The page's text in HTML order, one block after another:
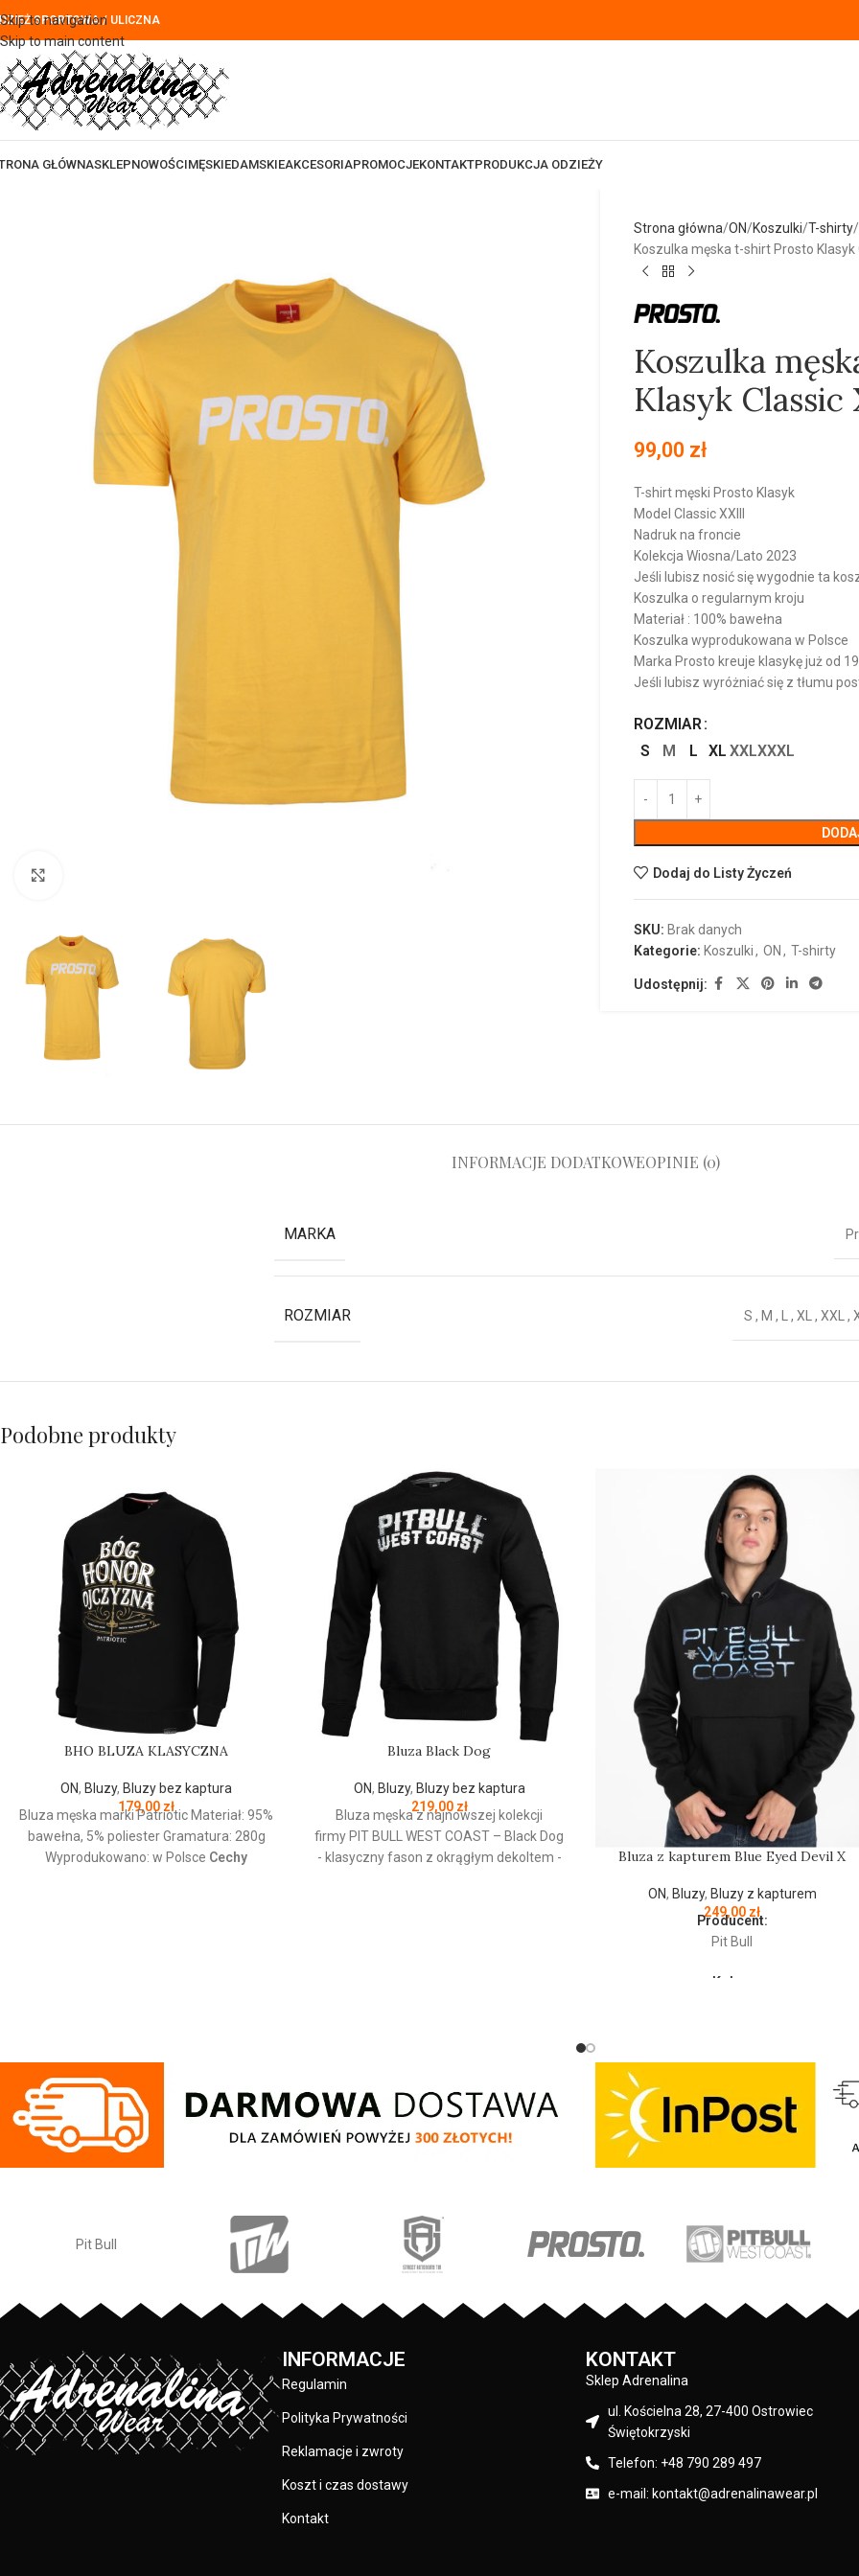
Skip to navigation
Skip to main content
SPORTOWA / ULICZNA
GŁÓWNASKLEPNOWOŚCIMĘSKIEDAMSKIEAKCESORIAPROMOCJEKONTAKTPRODUKCJA ODZIEŻY
Strona główna ON Koszulki T-shirty
Koszulka męska t-shirt Prosto Klasyk
Koszulka
Klasyk Classic
99,00 zł
T-shirt męski Prosto Klasyk
Model Classic XXIII
Nadruk na froncie
Kolekcja Wiosna/Lato 2023
Jeśli lubisz nosić się wygodnie ta
Koszulka o regularnym kroju
Materiał : 100% bawełna
Koszulka wyprodukowana w Polsce
Marka Prosto kreuje klasykę już od
Jeśli lubisz wyróżniać się z tłumu
ROZMIAR
S
M L XL XXLXXXL
Dodaj do Listy Życzeń
SKU: Brak danych
Kategorie: Koszulki, ON , T-shirty
Udostępnij:
INFORMACJE DODATKOWEOPINIE (0)
MARKA
ROZMIAR S , M , , XL , XXL ,
Podobne produkty
BHO BLUZA KLASYCZNA
ON, Bluzy, Bluzy bez kaptura
179,00 zł
Bluza męska marki Patriotic Materiał: 95%
bawełna, 5% poliester Gramatura: 280g
Wyprodukowano: w Polsce Cechy
Bluza Black Dog
ON, Bluzy, Bluzy bez kaptura
219,00 zł
Bluza męska z najnowszej kolekcji
firmy PIT BULL WEST COAST – Black Dog
- klasyczny fason z okrągłym dekoltem -
lewym rękawie z logo marki Pit Bull - duży
nadruk na plecach oraz mniejszy na
klatce piersiowej - wszystkie nadruki
poliester
PRODUCENT:
KOLOR: Czarny
Bluza z kapturem Blue Eyed Devil X
ON, Bluzy, Bluzy z kapturem
249,00 zł
Producent:
Pit Bull
Kolor:
kolekcji firmy PIT BULL WEST COAST –
Blue Eyed Devil X - klasyczny sportowy
fason - wykonana z wysokogatunkowej
grubej bawełny 400 gr/m2 - tkanina od
wewnętrznej strony jest szczotkowana i
przyjemna w dotyku - mocne żebrowane
sznurka z metalowym wykończeniem -
ściągacze rękawów posiadają otwory na
silikonowa naszywka z logo marki - duża
wysokiej jakości nieścieralne nadruki
wykonane specjalistyczną technologią
sitodruku - skład materiału: 80% bawełna
/ 20% polyester
INFORMACJE
Regulamin
Polityka Prywatności
Reklamacje i zwroty
Koszt i czas dostawy
Kontakt
KONTAKT
Sklep Adrenalina
ul. Kościelna 28, 27-400 Ostrowiec
Świętokrzyski
Telefon: +48 790 289 497
e-mail: kontakt@adrenalinawear.pl